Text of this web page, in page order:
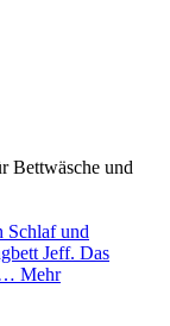
und
Jeff. Das